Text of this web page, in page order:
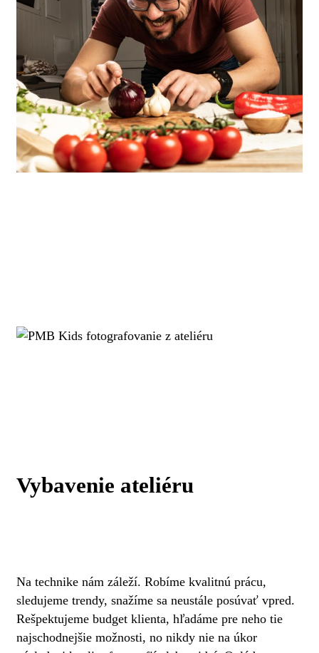
Vybavenie ateliéru
Na technike nám záleží. Robíme kvalitnú prácu,
sledujeme trendy, snažíme sa neustále posúvať vpred.
Rešpektujeme budget klienta, hľadáme pre neho tie
najschodnejšie možnosti, no nikdy nie na úkor